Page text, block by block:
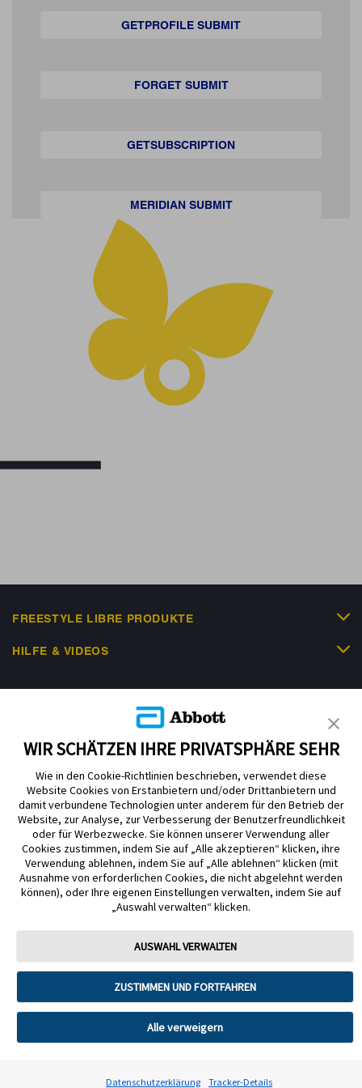
GETPROFILE SUBMIT
FORGET SUBMIT
GETSUBSCRIPTION
MERIDIAN SUBMIT
FREESTYLE LIBRE PRODUKTE
HILFE & VIDEOS
Impressum Nutzungsbedingungen
Datenschutzerklärung
Cookie Richtlinie
Barrierefreiheitserklärung
Mitteilung zur Datenverordnung
Cookie-Präferenzen
Copyright © 2026 Abbott. Alle Rechte vorbehalten. Libre, das
Designs sind das geistige Eigentum der Abbott Unternehmensgruppe in
ausgewählten Ländern.
Tandem Diabetes Care, Inc. Alle Rechte vorbehalten. Tandem Diabetes
Care, die Tandem Logos, Control-IQ, Control-IQ+, t:slim X2, t:slim, Tandem
t:slim Mobile App und Tandem Source sind eingetragene Marken oder
Marken von Tandem Diabetes Care, Inc. in den USA und/oder anderen
Ländern.
WIR SCHÄTZEN IHRE PRIVATSPHÄRE SEHR
Wie in den Cookie-Richtlinien beschrieben, verwendet diese
Website Cookies von Erstanbietern und/oder Drittanbietern und
damit verbundene Technologien unter anderem für den Betrieb der
Website, zur Analyse, zur Verbesserung der Benutzerfreundlichkeit
oder für Werbezwecke. Sie können unserer Verwendung aller
Cookies zustimmen, indem Sie auf „Alle akzeptieren“ klicken, ihre
Verwendung ablehnen, indem Sie auf „Alle ablehnen“ klicken (mit
Ausnahme von erforderlichen Cookies, die nicht abgelehnt werden
können), oder Ihre eigenen Einstellungen verwalten, indem Sie auf
„Auswahl verwalten“ klicken.
AUSWAHL VERWALTEN
ZUSTIMMEN UND FORTFAHREN
Alle verweigern
Datenschutzerklärung Tracker-Details